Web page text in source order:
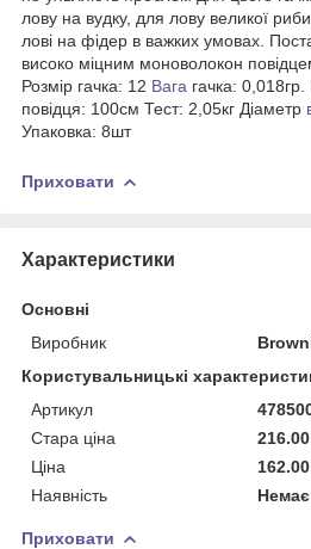
лову на вудку, для лову великої риби
лові на фідер в важких умовах.
високо міцним моноволокон
Розмір гачка: 12 Вага гачка:
повідця: 100см Тест: 2,05кг Діаметр
Упаковка: 8шт
Приховати
Характеристики
Основні
Виробник
Користувальницькі
Артикул
Стара ціна
216.00
Ціна
162.00
Наявність
Немає
Приховати